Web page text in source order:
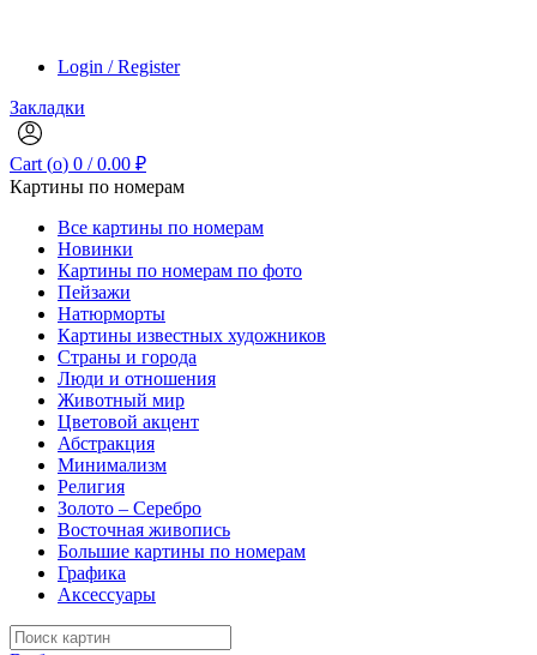
Login / Register
Закладки
Cart (o) 0 / 0.00 ₽
Картины по номерам
Все картины по номерам
Новинки
Картины по номерам по фото
Пейзажи
Натюрморты
Картины известных художников
Страны и города
Люди и отношения
Животный мир
Цветовой акцент
Абстракция
Минимализм
Религия
Золото – Серебро
Восточная живопись
Большие картины по номерам
Графика
Аксессуары
Search